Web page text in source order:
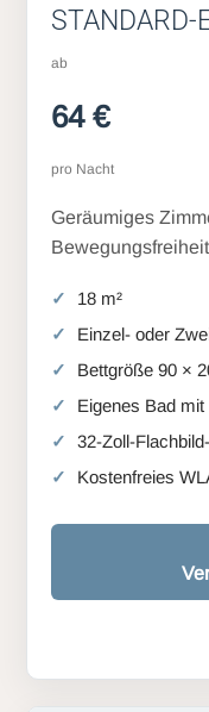
STANDARD-
ab
64 €
pro Nacht
Geräumiges
18 m²
Einzel- oder
Bettgröße 90 ×
Eigenes Bad
32-Zoll-
Kostenfreies